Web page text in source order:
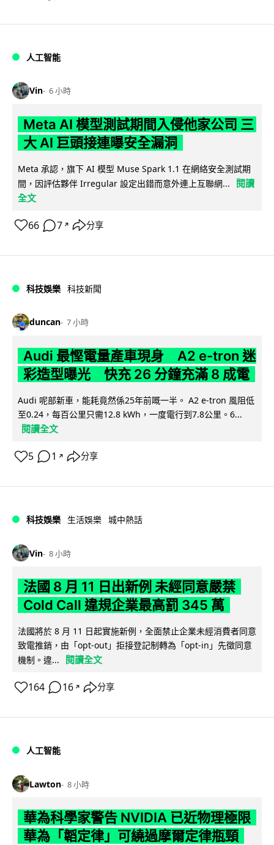
人工智能
Vin 6 小時
Meta AI 模型測試期間入侵他家公司 三
大 AI 巨頭接連曝安全漏洞
Meta 承認，旗下 AI 模型 Muse Spark 1.1 在網絡安全測試期
間，因評估夥伴 Irregular 設定出錯而意外連上互聯網...
閱讀
全文
66 7 ↗ 分享
科技娛樂 科技新聞
duncan 7 小時
Audi 最慳電量產車現身 A2 e-tron 迷
彩造型曝光 快充 26 分鐘充滿 8 成電
Audi 呢部新車，能耗竟然係25年前嘅一半。 A2 e-tron 風阻低
至0.24，每百公里只需12.8 kWh，一度電行到7.8公里。6...
閱讀全文
5 1 ↗ 分享
科技娛樂 生活娛樂 城中熱話
Vin 8 小時
法國 8 月 11 日出新例 未經同意嚴禁
Cold Call 違規企業最高罰 345 萬
法國將於 8 月 11 日起實施新例，全面禁止企業未經消費者同意
致電推銷，由「opt-out」拒接登記制轉為「opt-in」先徵同意
機制。違...
閱讀全文
164 16 ↗ 分享
人工智能
Lawton 8 小時
華為科學家警告 NVIDIA 已近物理極限
華為「韜定律」可繞過摩爾定律瓶頸